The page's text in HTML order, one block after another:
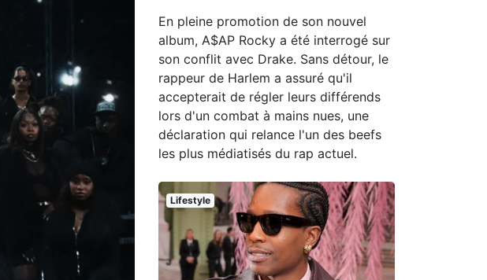
En pleine promotion de son nouvel
album, A$AP Rocky a été interrogé sur
son conflit avec Drake. Sans détour, le
rappeur de Harlem a assuré qu'il
accepterait de régler leurs différends
lors d'un combat à mains nues, une
déclaration qui relance l'un des beefs
les plus médiatisés du rap actuel.
Lifestyle